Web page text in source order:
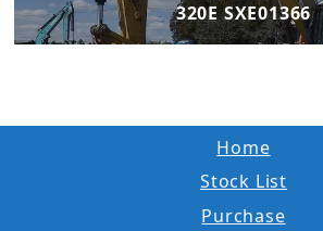
320E SXE01366
Home
Stock List
Purchase